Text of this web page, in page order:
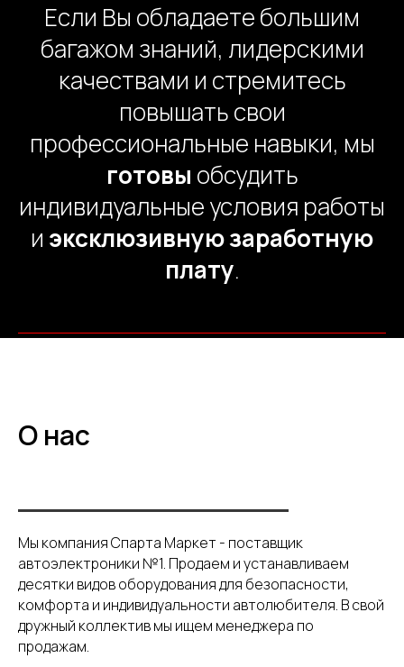
Если Вы обладаете большим
багажом знаний, лидерскими
качествами и стремитесь
повышать свои
профессиональные навыки, мы
готовы обсудить
индивидуальные условия работы
и эксклюзивнуюзаработную
плату.
О нас
Мы компания Спарта Маркет - поставщик
автоэлектроники №1. Продаем и устанавливаем
десятки видов оборудования для безопасности,
комфорта и индивидуальности автолюбителя. В свой
дружный коллектив мы ищем менеджера по
продажам.